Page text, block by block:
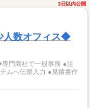
3日以内公開
数オフィス◆
門商社で一般事務 ●注
ムへ伝票入力 ●見積書作